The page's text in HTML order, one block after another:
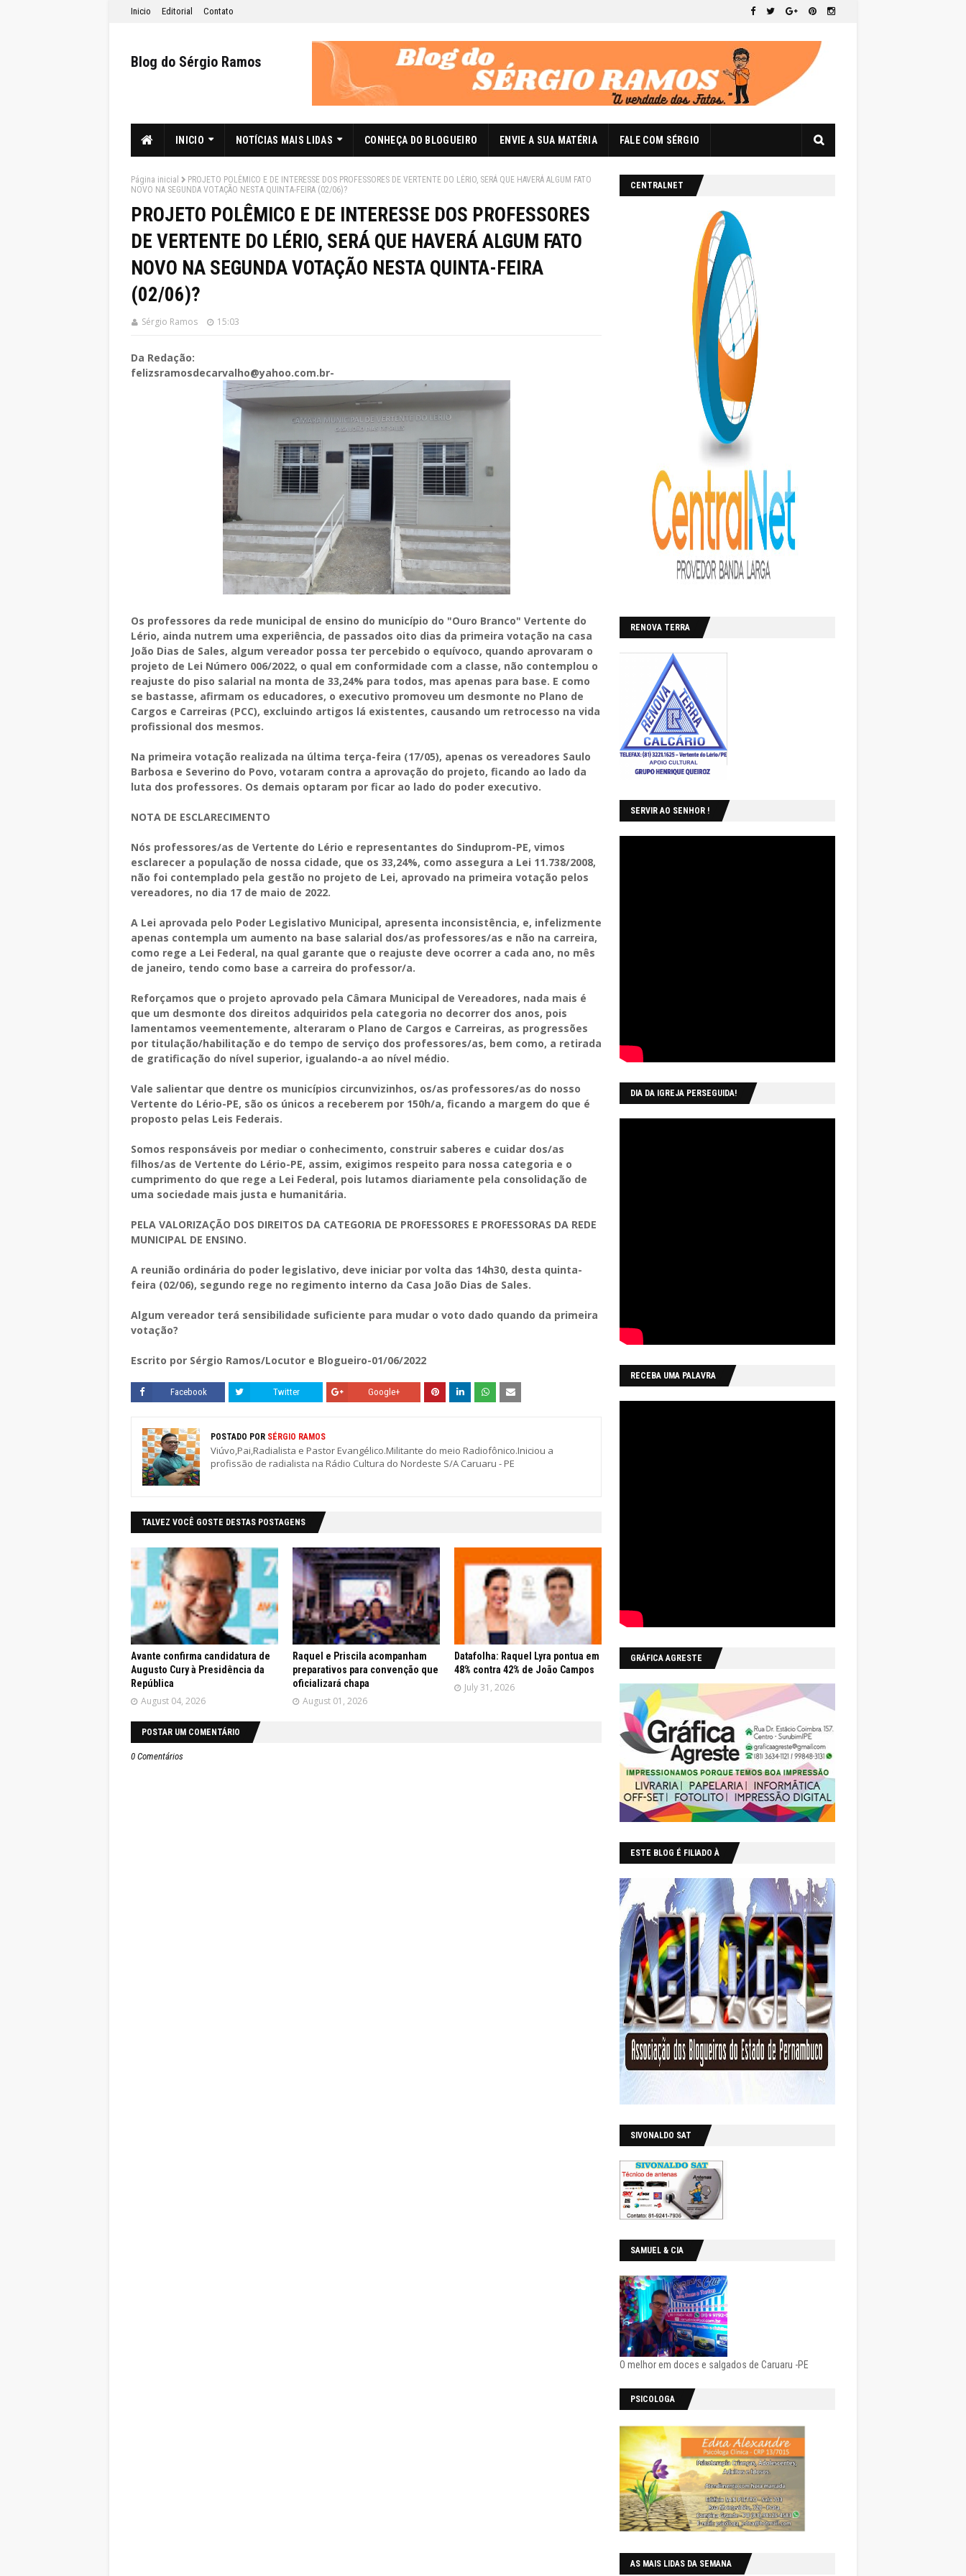
Inicio Editorial Contato
Blog do Sérgio Ramos
INICIO NOTÍCIAS MAIS LIDAS CONHEÇA DO BLOGUEIRO ENVIE A SUA MATÉRIA FALE COM SÉRGIO
Página inicial
PROJETO POLÊMICO E DE INTERESSE DOS PROFESSORES DE VERTENTE DO LÉRIO, SERÁ QUE HAVERÁ ALGUM FATO
NOVO NA SEGUNDA VOTAÇÃO NESTA QUINTA-FEIRA (02/06)?
PROJETO POLÊMICO E DE INTERESSE DOS PROFESSORES
DE VERTENTE DO LÉRIO, SERÁ QUE HAVERÁ ALGUM FATO
NOVO NA SEGUNDA VOTAÇÃO NESTA QUINTA-FEIRA
(02/06)?
Sérgio Ramos 15:03
Da Redação:
felizsramosdecarvalho@yahoo.com.br-
Os professores da rede municipal de ensino do município do "Ouro Branco" Vertente do
Lério, ainda nutrem uma experiência, de passados oito dias da primeira votação na casa
João Dias de Sales, algum vereador possa ter percebido o equívoco, quando aprovaram o
projeto de Lei Número 006/2022, o qual em conformidade com a classe, não contemplou o
reajuste do piso salarial na monta de 33,24% para todos, mas apenas para base. E como
se bastasse, afirmam os educadores, o executivo promoveu um desmonte no Plano de
Cargos e Carreiras (PCC), excluindo artigos lá existentes, causando um retrocesso na vida
profissional dos mesmos.
Na primeira votação realizada na última terça-feira (17/05), apenas os vereadores Saulo
Barbosa e Severino do Povo, votaram contra a aprovação do projeto, ficando ao lado da
luta dos professores. Os demais optaram por ficar ao lado do poder executivo.
NOTA DE ESCLARECIMENTO
Nós professores/as de Vertente do Lério e representantes do Sinduprom-PE, vimos
esclarecer a população de nossa cidade, que os 33,24%, como assegura a Lei 11.738/2008,
não foi contemplado pela gestão no projeto de Lei, aprovado na primeira votação pelos
vereadores, no dia 17 de maio de 2022.
A Lei aprovada pelo Poder Legislativo Municipal, apresenta inconsistência, e, infelizmente
apenas contempla um aumento na base salarial dos/as professores/as e não na carreira,
como rege a Lei Federal, na qual garante que o reajuste deve ocorrer a cada ano, no mês
de janeiro, tendo como base a carreira do professor/a.
Reforçamos que o projeto aprovado pela Câmara Municipal de Vereadores, nada mais é
que um desmonte dos direitos adquiridos pela categoria no decorrer dos anos, pois
lamentamos veementemente, alteraram o Plano de Cargos e Carreiras, as progressões
por titulação/habilitação e do tempo de serviço dos professores/as, bem como, a retirada
de gratificação do nível superior, igualando-a ao nível médio.
Vale salientar que dentre os municípios circunvizinhos, os/as professores/as do nosso
Vertente do Lério-PE, são os únicos a receberem por 150h/a, ficando a margem do que é
proposto pelas Leis Federais.
Somos responsáveis por mediar o conhecimento, construir saberes e cuidar dos/as
filhos/as de Vertente do Lério-PE, assim, exigimos respeito para nossa categoria e o
cumprimento do que rege a Lei Federal, pois lutamos diariamente pela consolidação de
uma sociedade mais justa e humanitária.
PELA VALORIZAÇÃO DOS DIREITOS DA CATEGORIA DE PROFESSORES E PROFESSORAS DA REDE
MUNICIPAL DE ENSINO.
A reunião ordinária do poder legislativo, deve iniciar por volta das 14h30, desta quinta-
feira (02/06), segundo rege no regimento interno da Casa João Dias de Sales.
Algum vereador terá sensibilidade suficiente para mudar o voto dado quando da primeira
votação?
Escrito por Sérgio Ramos/Locutor e Blogueiro-01/06/2022
Facebook Twitter Google+
POSTADO POR SÉRGIO RAMOS
Viúvo,Pai,Radialista e Pastor Evangélico.Militante do meio Radiofônico.Iniciou a
profissão de radialista na Rádio Cultura do Nordeste S/A Caruaru - PE
TALVEZ VOCÊ GOSTE DESTAS POSTAGENS
Avante confirma candidatura de
Augusto Cury à Presidência da
República
August 04, 2026
Raquel e Priscila acompanham
preparativos para convenção que
oficializará chapa
August 01, 2026
Datafolha: Raquel Lyra pontua em
48% contra 42% de João Campos
July 31, 2026
POSTAR UM COMENTÁRIO
0 Comentários
CENTRALNET
RENOVA TERRA
SERVIR AO SENHOR !
DIA DA IGREJA PERSEGUIDA!
RECEBA UMA PALAVRA
GRÁFICA AGRESTE
ESTE BLOG É FILIADO À
SIVONALDO SAT
SAMUEL & CIA
O melhor em doces e salgados de Caruaru -PE
PSICOLOGA
AS MAIS LIDAS DA SEMANA